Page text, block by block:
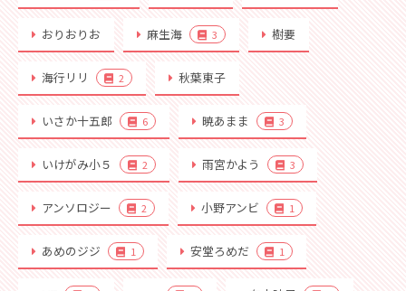
おりおりお 麻生海 3 樹要
海行リリ 2 秋葉東子
いさか十五郎 6 暁あまま 3
いけがみ小５ 2 雨宮かよう 3
アンソロジー 2 小野アンビ 1
あめのジジ 1 安堂ろめだ 1